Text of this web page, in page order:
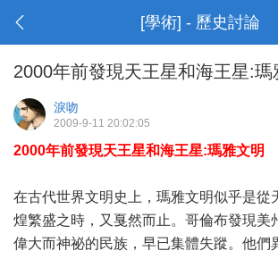
[學術] - 歷史討論
2000年前發現天王星和海王星:瑪
淚吻
2009-9-11 20:02:05
2000年前發現天王星和海王星:瑪雅文明
在古代世界文明史上，瑪雅文明似乎是從
煌繁盛之時，又戛然而止。哥倫布發現美
偉大而神祕的民族，早已集體失蹤。他們